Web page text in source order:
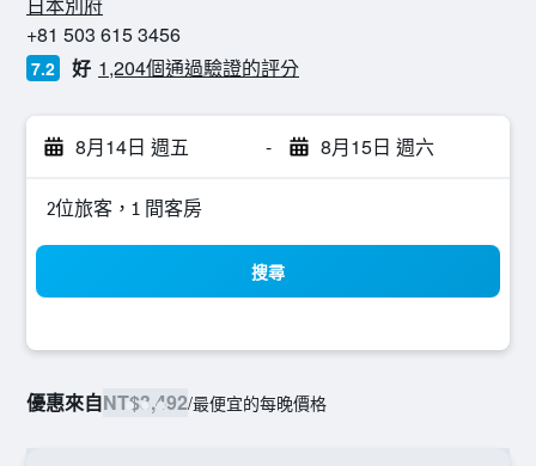
+81 503 615 3456
7.2 好 1,204個通過驗證的評分
8月14日 週五 - 8月15日 週六
2位旅客，1 間客房
搜尋
優惠來自NT$3,492/最便宜的每晚價格